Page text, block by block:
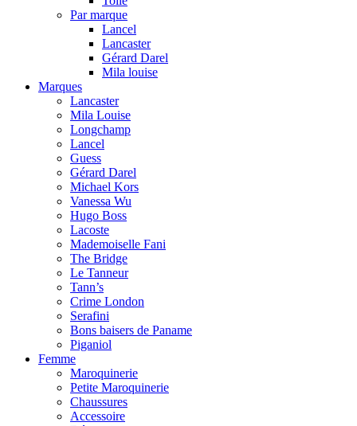
Par marque
Lancel
Lancaster
Gérard Darel
Mila louise
Marques
Lancaster
Mila Louise
Longchamp
Lancel
Guess
Gérard Darel
Michael Kors
Vanessa Wu
Hugo Boss
Lacoste
Mademoiselle Fani
The Bridge
Le Tanneur
Tann’s
Crime London
Serafini
Bons baisers de Paname
Piganiol
Femme
Maroquinerie
Petite Maroquinerie
Chaussures
Accessoire